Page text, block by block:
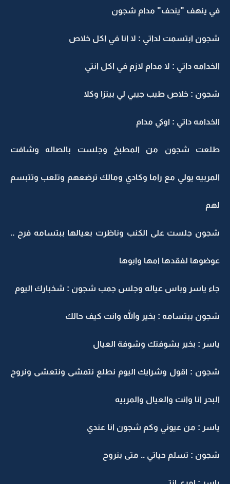
في ينهف "ينحف" مدام شجون
شجون ابتسمت لداتي : لا انا في اكل خلاص
الخدامه داتي : لا مدام لازم في اكل انتي
شجون : خلاص طيب جيبي لي بيتزا وكلا
الخدامه داتي : اوكي مدام
طلعت شجون من المطبخ وجلست بالصاله وشافت
المربيه يولي مع راما وكادي ومالك ترضعهم وتلعب وتتبسم
لهم
شجون جلست على الكنب وناظرت بعيالها ببتسامه فرح ..
عوضوها لفقدها امها وابوها
جاء ياسر وباس عياله وجلس جمب شجون : شخبارك اليوم
شجون ببتسامه : بخير والله وانت كيف حالك
ياسر : بخير بشوفتك وشوفة العيال
شجون : اقول وشرايك اليوم نطلع نتمشى ونتعشى ونروح
البحر انا وانت والعيال والمربيه
ياسر : من عيوني وكم شجون انا عندي
شجون : تسلم حياتي .. متى بنروح